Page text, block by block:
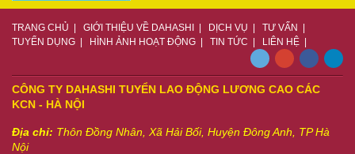
TRANG CHỦ GIỚI THIỆU VỀ DAHASHI DỊCH VỤ TƯ VẤN
TUYỂN DỤNG
HÌNH ẢNH HOẠT ĐỘNG TIN TỨC LIÊN HỆ
CÔNG TY DAHASHI TUYỂN LAO ĐỘNG LƯƠNG CAO CÁC
KCN - HÀ NỘI
Địa chỉ: Thôn Đồng Nhân, Xã Hải Bối, Huyện Đông Anh, TP Hà
Nội